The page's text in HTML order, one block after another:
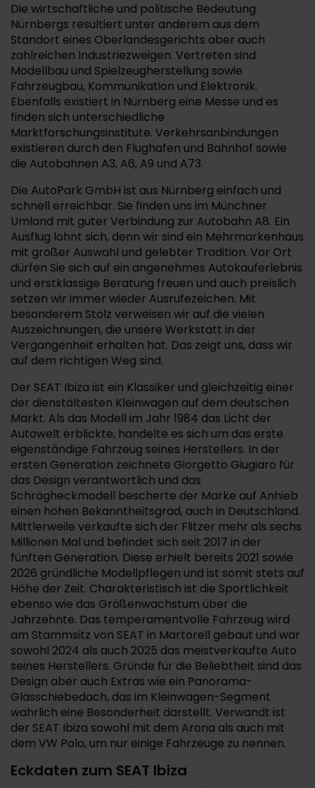
Die wirtschaftliche und politische Bedeutung
Nürnbergs resultiert unter anderem aus dem
Standort eines Oberlandesgerichts aber auch
zahlreichen Industriezweigen. Vertreten sind
Modellbau und Spielzeugherstellung sowie
Fahrzeugbau, Kommunikation und Elektronik.
Ebenfalls existiert in Nürnberg eine Messe und es
finden sich unterschiedliche
Marktforschungsinstitute. Verkehrsanbindungen
existieren durch den Flughafen und Bahnhof sowie
die Autobahnen A3, A6, A9 und A73.
Die AutoPark GmbH ist aus Nürnberg einfach und
schnell erreichbar. Sie finden uns im Münchner
Umland mit guter Verbindung zur Autobahn A8. Ein
Ausflug lohnt sich, denn wir sind ein Mehrmarkenhaus
mit großer Auswahl und gelebter Tradition. Vor Ort
dürfen Sie sich auf ein angenehmes Autokauferlebnis
und erstklassige Beratung freuen und auch preislich
setzen wir immer wieder Ausrufezeichen. Mit
besonderem Stolz verweisen wir auf die vielen
Auszeichnungen, die unsere Werkstatt in der
Vergangenheit erhalten hat. Das zeigt uns, dass wir
auf dem richtigen Weg sind.
Der SEAT Ibiza ist ein Klassiker und gleichzeitig einer
der dienstältesten Kleinwagen auf dem deutschen
Markt. Als das Modell im Jahr 1984 das Licht der
Autowelt erblickte, handelte es sich um das erste
eigenständige Fahrzeug seines Herstellers. In der
ersten Generation zeichnete Giorgetto Giugiaro für
das Design verantwortlich und das
Schrägheckmodell bescherte der Marke auf Anhieb
einen hohen Bekanntheitsgrad, auch in Deutschland.
Mittlerweile verkaufte sich der Flitzer mehr als sechs
Millionen Mal und befindet sich seit 2017 in der
fünften Generation. Diese erhielt bereits 2021 sowie
2026 gründliche Modellpflegen und ist somit stets auf
Höhe der Zeit. Charakteristisch ist die Sportlichkeit
ebenso wie das Größenwachstum über die
Jahrzehnte. Das temperamentvolle Fahrzeug wird
am Stammsitz von SEAT in Martorell gebaut und war
sowohl 2024 als auch 2025 das meistverkaufte Auto
seines Herstellers. Gründe für die Beliebtheit sind das
Design aber auch Extras wie ein Panorama-
Glasschiebedach, das im Kleinwagen-Segment
wahrlich eine Besonderheit darstellt. Verwandt ist
der SEAT Ibiza sowohl mit dem Arona als auch mit
dem VW Polo, um nur einige Fahrzeuge zu nennen.
Eckdaten zum SEAT Ibiza